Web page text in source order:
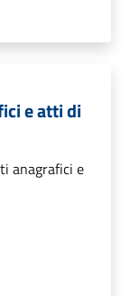
e atti di
anagrafici e